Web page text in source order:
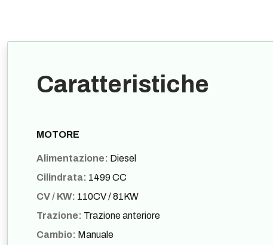
Caratteristiche
MOTORE
Alimentazione: Diesel
Cilindrata: 1499 CC
CV / KW: 110CV / 81KW
Trazione: Trazione anteriore
Cambio: Manuale